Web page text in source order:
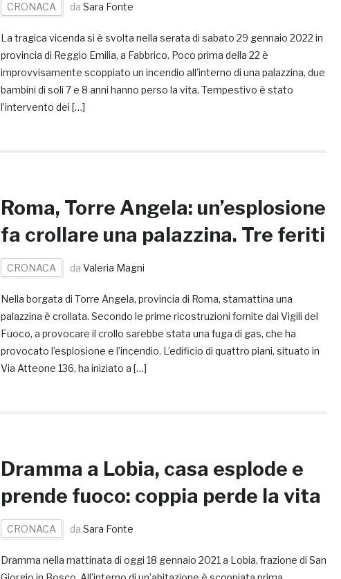
CRONACA da Sara Fonte
La tragica vicenda si è svolta nella serata di sabato 29 gennaio 2022 in
provincia di Reggio Emilia, a Fabbrico. Poco prima della 22 è
improvvisamente scoppiato un incendio all’interno di una palazzina, due
bambini di soli 7 e 8 anni hanno perso la vita. Tempestivo è stato
l’intervento dei […]
Roma, Torre Angela: un’esplosione
fa crollare una palazzina. Tre feriti
CRONACA da Valeria Magni
Nella borgata di Torre Angela, provincia di Roma, stamattina una
palazzina è crollata. Secondo le prime ricostruzioni fornite dai Vigili del
Fuoco, a provocare il crollo sarebbe stata una fuga di gas, che ha
provocato l’esplosione e l’incendio. L’edificio di quattro piani, situato in
Via Atteone 136, ha iniziato a […]
Dramma a Lobia, casa esplode e
prende fuoco: coppia perde la vita
CRONACA da Sara Fonte
Dramma nella mattinata di oggi 18 gennaio 2021 a Lobia, frazione di San